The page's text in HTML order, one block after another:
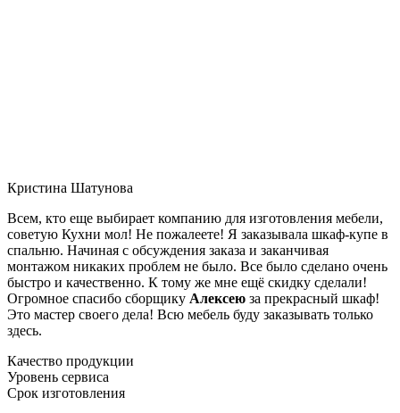
Кристина Шатунова
Всем, кто еще выбирает компанию для изготовления мебели,
советую Кухни мол! Не пожалеете! Я заказывала шкаф-купе в
спальню. Начиная с обсуждения заказа и заканчивая
монтажом никаких проблем не было. Все было сделано очень
быстро и качественно. К тому же мне ещё скидку сделали!
Огромное спасибо сборщику Алексею за прекрасный шкаф!
Это мастер своего дела! Всю мебель буду заказывать только
здесь.
Качество продукции
Уровень сервиса
Срок изготовления